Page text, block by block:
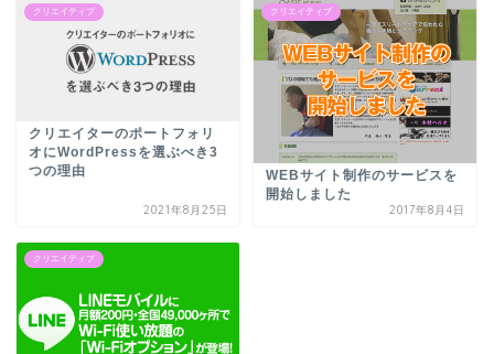
クリエイティブ
クリエイターのポートフォリ
オにWordPressを選ぶべき3
つの理由
2021年8月25日
クリエイティブ
WEBサイト制作のサービスを
開始しました
2017年8月4日
クリエイティブ